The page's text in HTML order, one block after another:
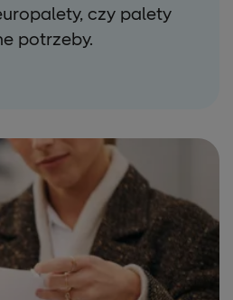
czy palety
potrzeby.